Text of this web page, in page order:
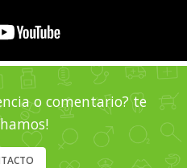
o comentario? te